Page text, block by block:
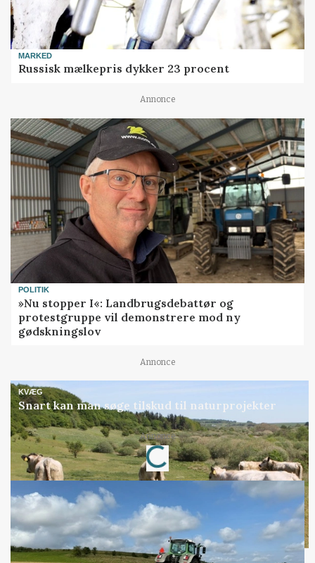
MARKED
Russisk mælkepris dykker 23 procent
Annonce
POLITIK
»Nu stopper I«: Landbrugsdebattør og
protestgruppe vil demonstrere mod ny
gødskningslov
Annonce
KVÆG
Snart kan man søge tilskud til naturprojekter
Annonce
Loading...